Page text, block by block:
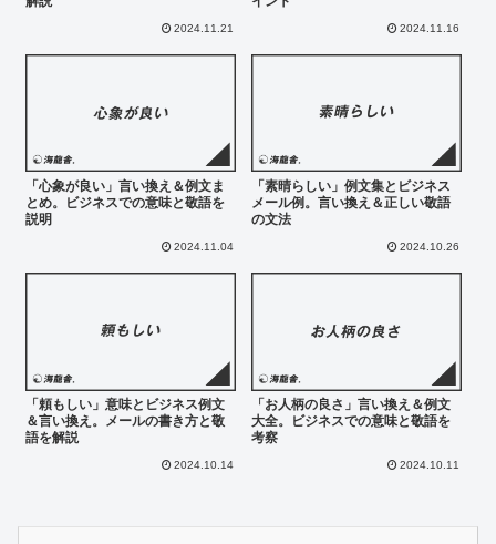
2024.11.21 2024.11.16
「心象が良い」言い換え＆例文ま
とめ。ビジネスでの意味と敬語を
説明
2024.11.04
「素晴らしい」例文集とビジネス
メール例。言い換え＆正しい敬語
の文法
2024.10.26
「頼もしい」意味とビジネス例文
＆言い換え。メールの書き方と敬
語を解説
2024.10.14
「お人柄の良さ」言い換え＆例文
大全。ビジネスでの意味と敬語を
考察
2024.10.11